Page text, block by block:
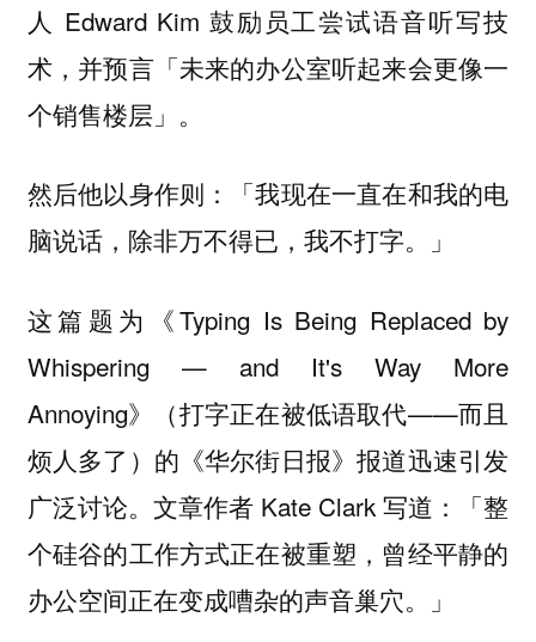
人 Edward Kim 鼓励员工尝试语音听写技
术，并预言「未来的办公室听起来会更像一
个销售楼层」。
然后他以身作则：「我现在一直在和我的电
脑说话，除非万不得已，我不打字。」
这篇题为《Typing Is Being Replaced by
Whispering — and It's Way More
Annoying》（打字正在被低语取代——而且
烦人多了）的《华尔街日报》报道迅速引发
广泛讨论。文章作者 Kate Clark 写道：「整
个硅谷的工作方式正在被重塑，曾经平静的
办公空间正在变成嘈杂的声音巢穴。」